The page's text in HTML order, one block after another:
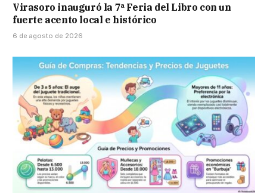
Virasoro inauguró la 7ª Feria del Libro con un
fuerte acento local e histórico
6 de agosto de 2026